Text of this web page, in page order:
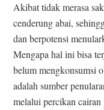
Akibat tidak merasa
cenderung abai,
dan berpotensi
Mengapa hal ini bisa
belum mengkonsumsi
adalah sumber
melalui percikan